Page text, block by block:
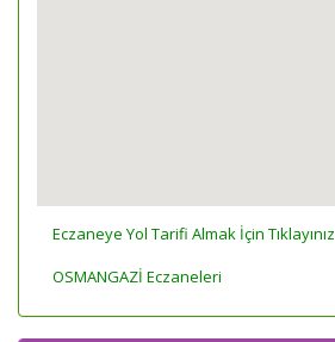
Eczaneye Yol Tarifi Almak İçin Tıklayınız
OSMANGAZİ Eczaneleri